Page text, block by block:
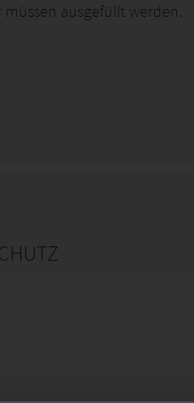
ausgefüllt werden.